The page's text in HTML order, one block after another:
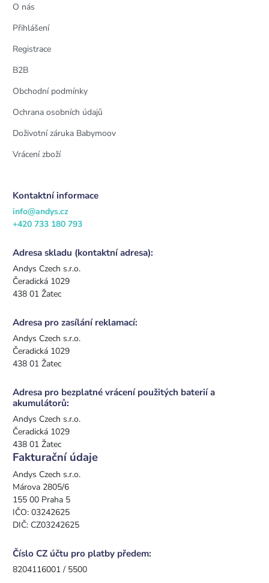
O nás
Přihlášení
Registrace
B2B
Obchodní podmínky
Ochrana osobních údajů
Doživotní záruka Babymoov
Vrácení zboží
Kontaktní informace
info@andys.cz
+420 733 180 793
Adresa skladu (kontaktní adresa):
Andys Czech s.r.o.
Čeradická 1029
438 01 Žatec
Adresa pro zasílání reklamací:
Andys Czech s.r.o.
Čeradická 1029
438 01 Žatec
Adresa pro bezplatné vrácení použitých baterií a
akumulátorů:
Andys Czech s.r.o.
Čeradická 1029
438 01 Žatec
Fakturační údaje
Andys Czech s.r.o.
Márova 2805/6
155 00 Praha 5
IČO: 03242625
DIČ: CZ03242625
Číslo CZ účtu pro platby předem:
8204116001 / 5500